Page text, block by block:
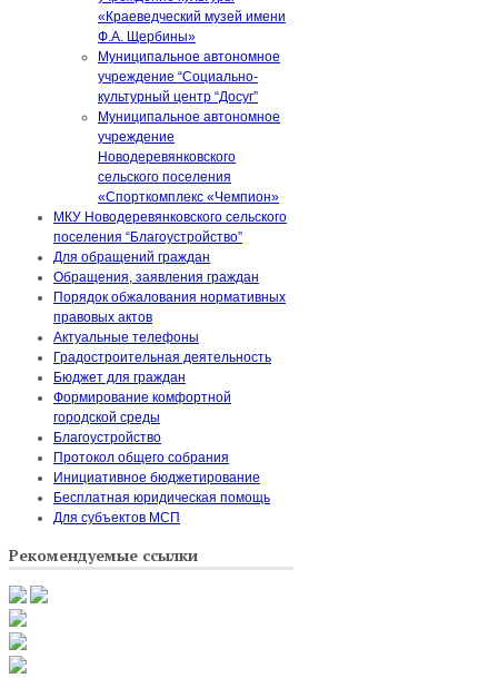
«Краеведческий музей имени
Ф.А. Щербины»
Муниципальное автономное
учреждение “Социально-
культурный центр “Досуг”
Муниципальное автономное
учреждение
Новодеревянковского
сельского поселения
«Спорткомплекс «Чемпион»
МКУ Новодеревянковского сельского
поселения “Благоустройство”
Для обращений граждан
Обращения, заявления граждан
Порядок обжалования нормативных
правовых актов
Актуальные телефоны
Градостроительная деятельность
Бюджет для граждан
Формирование комфортной
городской среды
Благоустройство
Протокол общего собрания
Инициативное бюджетирование
Бесплатная юридическая помощь
Для субъектов МСП
Рекомендуемые ссылки